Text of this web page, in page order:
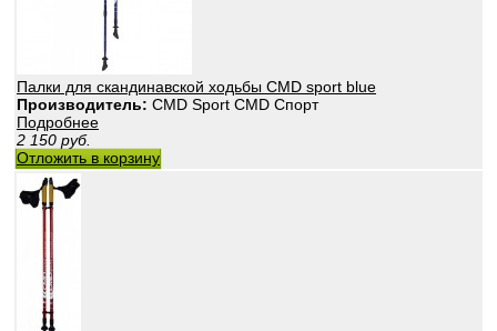
Палки для скандинавской ходьбы CMD sport blue
Производитель: CMD Sport CMD Спорт
Подробнее
2 150 руб.
Отложить в корзину